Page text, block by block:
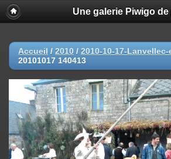
Une galerie Piwigo
Accueil / 2010 / 2010-10-17-
20101017 140413